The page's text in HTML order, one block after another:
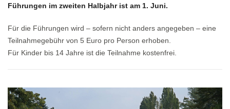
Führungen im zweiten Halbjahr ist am 1. Juni.
Für die Führungen wird – sofern nicht anders angegeben – eine
Teilnahmegebühr von 5 Euro pro Person erhoben.
Für Kinder bis 14 Jahre ist die Teilnahme kostenfrei.